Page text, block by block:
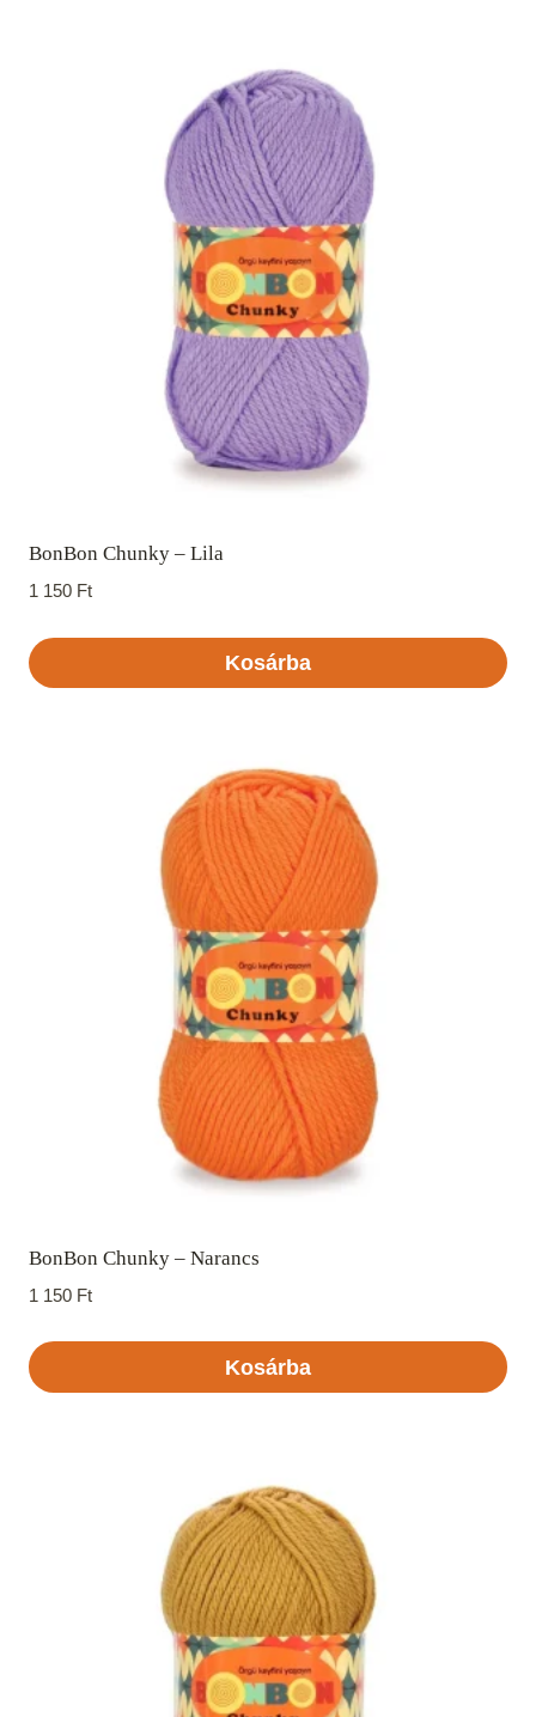
BonBon Chunky – Lila
1 150 Ft
Kosárba
BonBon Chunky – Narancs
1 150 Ft
Kosárba